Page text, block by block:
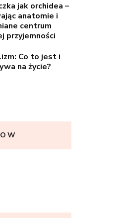
jak orchidea –
anatomie i
centrum
przyjemności
Co to jest i
na życie?